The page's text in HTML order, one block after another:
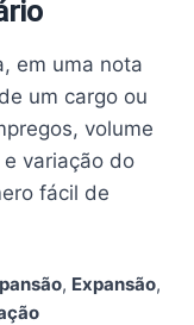
em uma nota
um cargo ou
volume
variação do
fácil de
, Expansão,